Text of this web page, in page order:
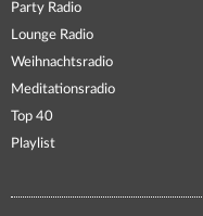
Party Radio
Lounge Radio
Weihnachtsradio
Meditationsradio
Top 40
Playlist